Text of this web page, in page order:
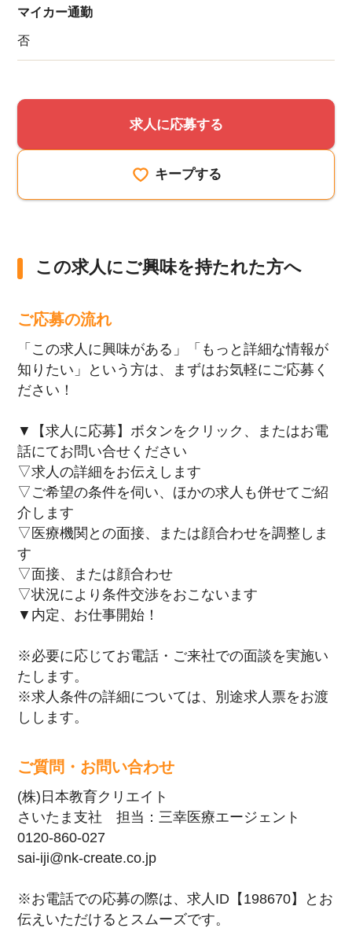
マイカー通勤
否
求人に応募する
キープする
この求人にご興味を持たれた方へ
ご応募の流れ
「この求人に興味がある」「もっと詳細な情報が
知りたい」という方は、まずはお気軽にご応募く
ださい！
▼【求人に応募】ボタンをクリック、またはお電
話にてお問い合せください
▽求人の詳細をお伝えします
▽ご希望の条件を伺い、ほかの求人も併せてご紹
介します
▽医療機関との面接、または顔合わせを調整しま
す
▽面接、または顔合わせ
▽状況により条件交渉をおこないます
▼内定、お仕事開始！
※必要に応じてお電話・ご来社での面談を実施い
たします。
※求人条件の詳細については、別途求人票をお渡
しします。
ご質問・お問い合わせ
(株)日本教育クリエイト
さいたま支社 担当：三幸医療エージェント
0120-860-027
sai-iji@nk-create.co.jp
※お電話での応募の際は、求人ID【198670】とお
伝えいただけるとスムーズです。
該当件数
17,050